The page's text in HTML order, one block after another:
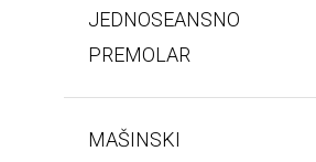
JEDNOSEANSNO
PREMOLAR
MAŠINSKI